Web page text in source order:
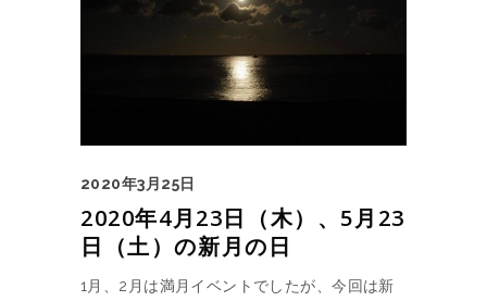
2020年3月25日
2020年4月23日（木）、5月23
日（土）の新月の日
1月、2月は満月イベントでしたが、今回は新